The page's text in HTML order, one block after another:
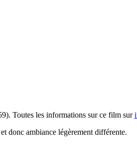
Toutes les informations sur ce film sur
donc ambiance légèrement différente.